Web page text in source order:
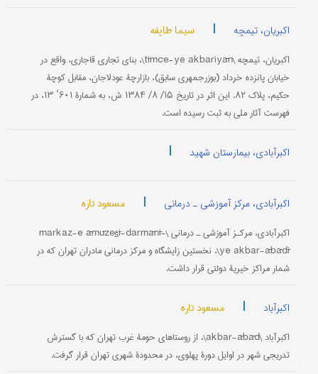
اکبریان، تیمچه | سیما طایفه
اکبریان، تیمچه \tīmče-ye akbariyān\، بنای تجاری قاجاری، واقع در
خیابان پانزده خرداد (بوزرجمهری سابق)، بازارچۀ عودلاجان، مقابل کوچۀ
حکیم، پلاک ۸۲. این اثر در تاریخ ۱۵/ ۸/ ۱۳۸۴ ش، به شمارۀ ۶۰۱‘ ۱۳، در
فهرست آثار ملی به ثبت رسیده است.
اکبرآبادی، بیمارستان شهید |
اکبرآبادی، مرکز آموزشی ـ درمانی | مسعود تاره
اکبرآبادی، مرکـز آموزشی ـ درمانی \markaz-e āmūzešī-darmānī-
ye akbar-ābādī\، نخستین زایشگاه و مرکز درمانی مادران تهران که در
شمار مراکز خیریۀ دولتی قرار داشت.
اکبرآباد | مسعود تاره
اکبرآباد \akbar-ābād\، از روستاهای حومۀ غرب تهران که با گسترش
تدریجی شهر در اوایل دورۀ پهلوی، در محدودۀ شهری تهران قرار گرفت.